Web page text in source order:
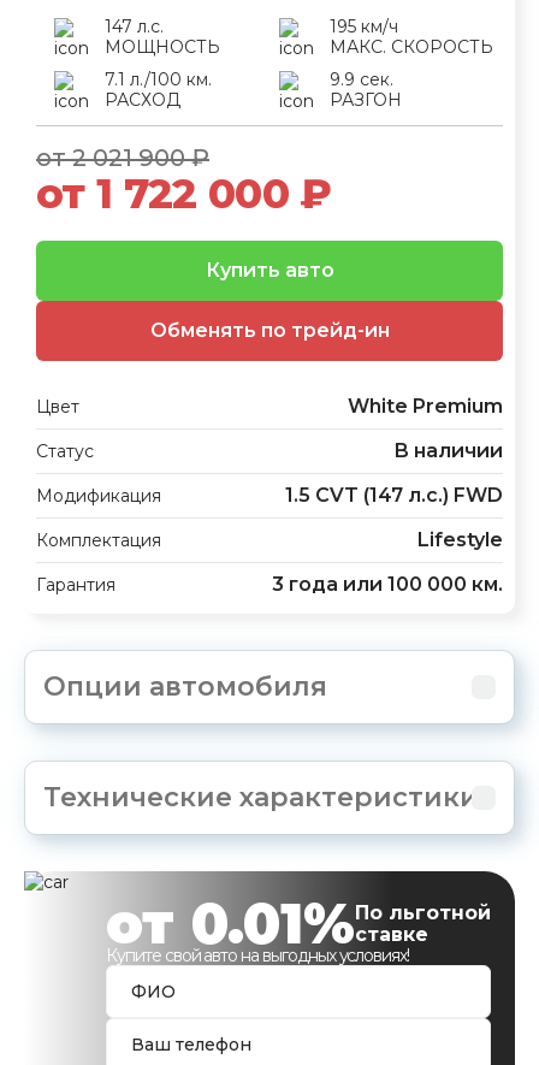
от 2 021 900 ₽
от 1 722 000 ₽
Обменять по трейд-ин
Купить авто
Цвет White Premium
Статус В наличии
Модификация 1.5 CVT (147 л.с.) FWD
Комплектация Lifestyle
Гарантия 3 года или 100 000 км.
147 л.с.
МОЩНОСТЬ
195 км/ч
МАКС. СКОРОСТЬ
7.1 л./100 км.
РАСХОД
9.9 сек.
РАЗГОН
Опции автомобиля
Технические характеристики
от 0.01%По льготной
ставке
Купите свой авто на выгодных условиях!